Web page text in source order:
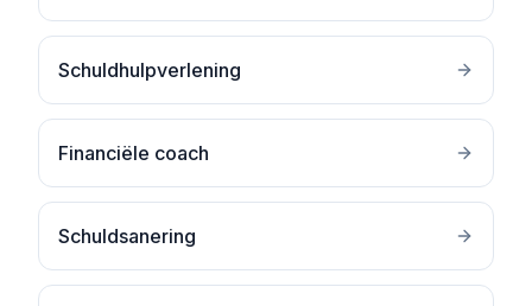
Schuldhulpverlening
Financiële coach
Schuldsanering